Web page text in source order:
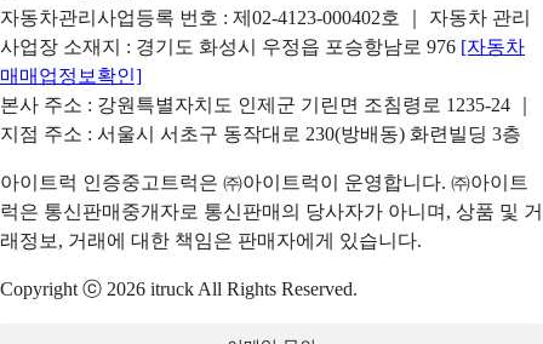
자동차관리사업등록 번호 : 제02-4123-000402호 ｜ 자동차 관리
사업장 소재지 : 경기도 화성시 우정읍 포승항남로 976 [자동차
매매업정보확인]
본사 주소 : 강원특별자치도 인제군 기린면 조침령로 1235-24 ｜
지점 주소 : 서울시 서초구 동작대로 230(방배동) 화련빌딩 3층
아이트럭 인증중고트럭은 ㈜아이트럭이 운영합니다. ㈜아이트
럭은 통신판매중개자로 통신판매의 당사자가 아니며, 상품 및 거
래정보, 거래에 대한 책임은 판매자에게 있습니다.
Copyright ⓒ 2026 itruck All Rights Reserved.